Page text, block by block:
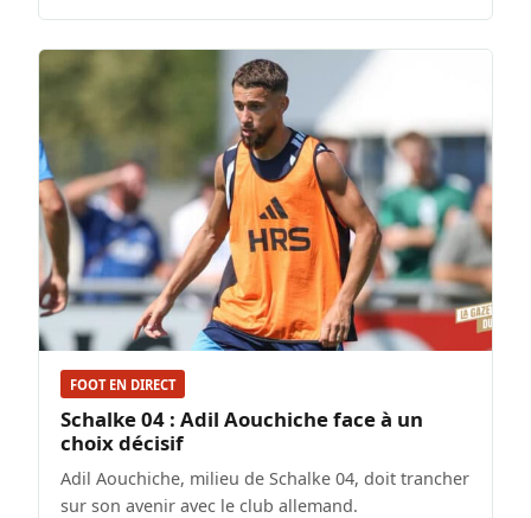
FOOT EN DIRECT
Schalke 04 : Adil Aouchiche face à un
choix décisif
Adil Aouchiche, milieu de Schalke 04, doit trancher
sur son avenir avec le club allemand.